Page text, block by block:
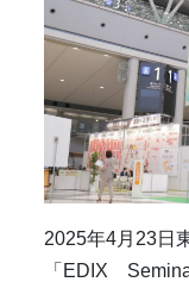
2025年4月23日
「EDIX